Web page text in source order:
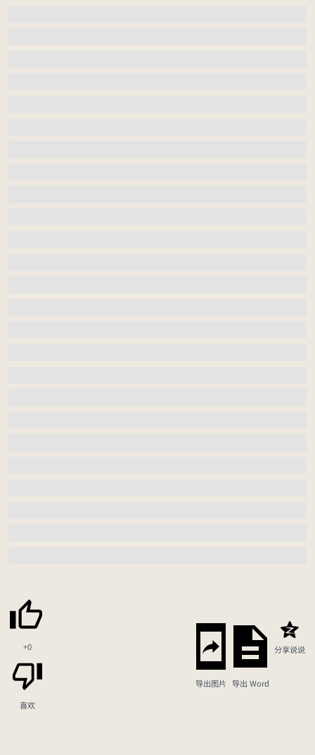
+0
喜欢
导出图片 导出 Word
分享说说